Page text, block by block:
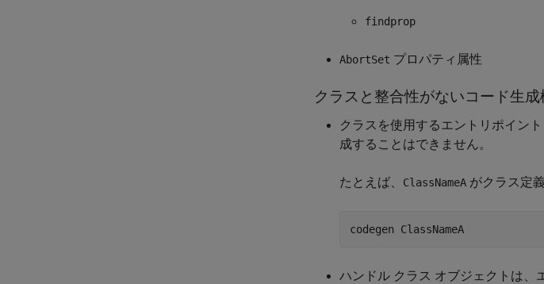
findprop
AbortSet プロパティ属性
クラスと整合性がないコード生成
クラスを使用するエントリポイン
成することはできません。
たとえば、 ClassNameA がクラス定
codegen ClassNameA
ハンドル クラス オブジェクトは、